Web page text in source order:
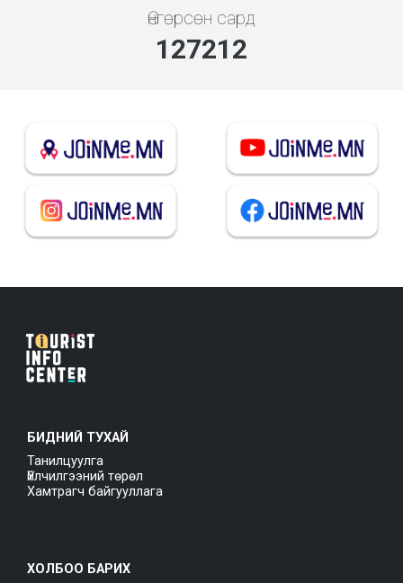
Өнгөрсөн сард
136299
БИДНИЙ ТУХАЙ
Танилцуулга
Үйлчилгээний төрөл
Хамтрагч байгууллага
ХОЛБОО БАРИХ